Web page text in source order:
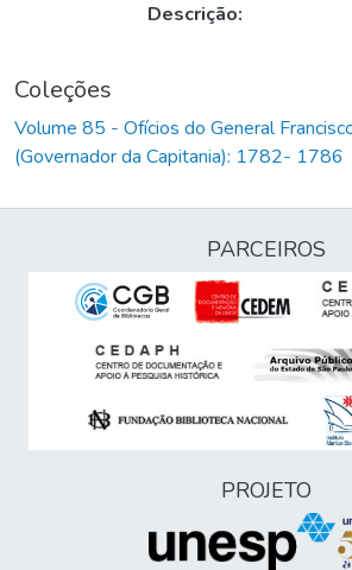
Descrição:
Coleções
Volume 85 - Ofícios do General
(Governador da Capitania): 1782- 1786
PARCEIROS
PROJETO